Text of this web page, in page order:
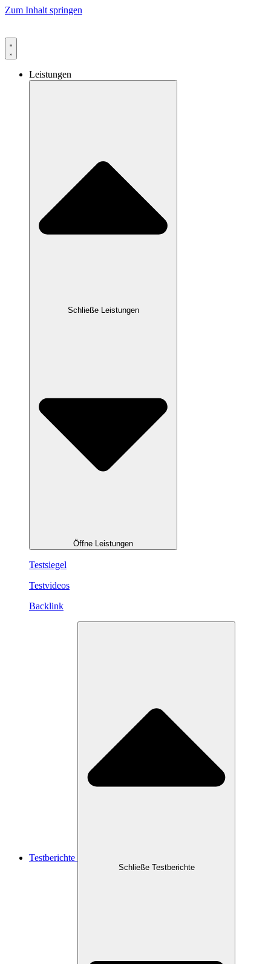
Zum Inhalt springen
Leistungen
Schließe Leistungen
Öffne Leistungen
Testsiegel
Testvideos
Backlink
Testberichte
Schließe Testberichte